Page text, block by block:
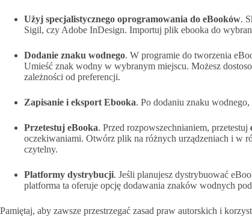
Użyj specjalistycznego oprogramowania do eBooków.
Sigil, czy Adobe InDesign. Importuj plik ebooka do
Dodanie znaku wodnego. W programie do tworzenia
Umieść znak wodny w wybranym miejscu. Możesz
zależności od preferencji.
Zapisanie i eksport Ebooka. Po dodaniu znaku
Przetestuj eBooka. Przed rozpowszechnianiem, przetestuj
oczekiwaniami. Otwórz plik na różnych urządzeniach i w
czytelny.
Platformy dystrybucji. Jeśli planujesz dystrybuować
platforma ta oferuje opcję dodawania znaków wodnych
Pamiętaj, aby zawsze przestrzegać zasad praw autorskich i